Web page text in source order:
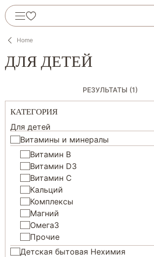
Home
ДЛЯ ДЕТЕЙ
РЕЗУЛЬТАТЫ (1)
КАТЕГОРИЯ
Для детей
Витамины и минералы
Витамин В
Витамин D3
Витамин С
Кальций
Комплексы
Магний
Омега3
Прочие
Детская бытовая Нехимия